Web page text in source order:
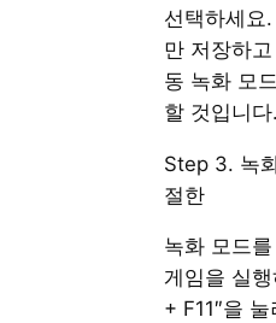
선택하세요
만 저장하
동 녹화 모
할 것입니다.
Step 3. 녹
절한
녹화 모드
게임을 실
+ F11″을